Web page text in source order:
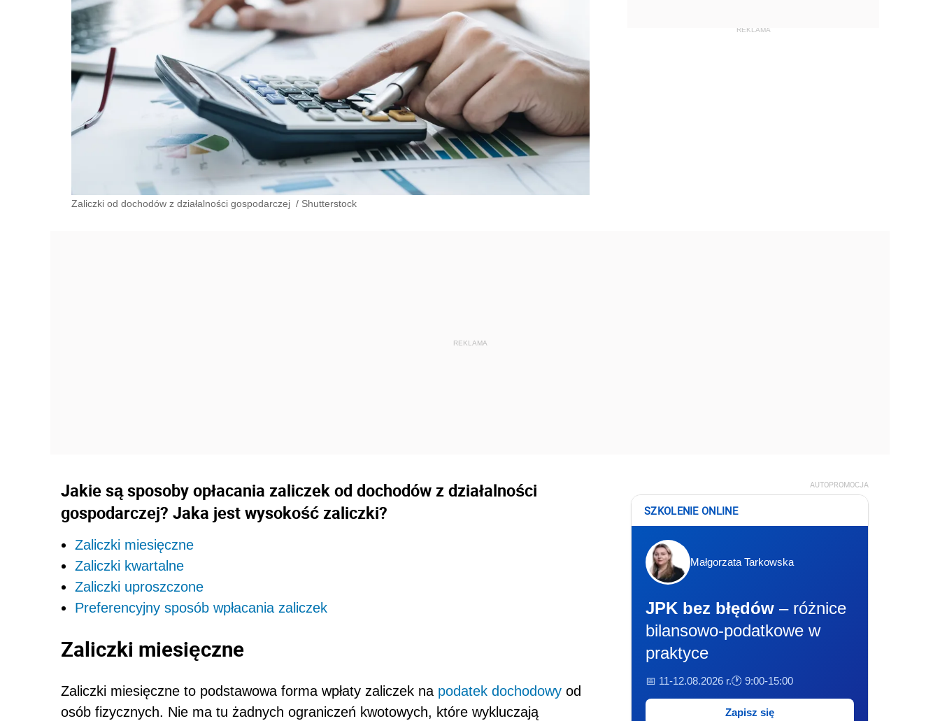
Zaliczki od dochodów z działalności gospodarczej / Shutterstock
Jakie są sposoby opłacania zaliczek od dochodów z działalności
gospodarczej? Jaka jest wysokość zaliczki?
Zaliczki miesięczne
Zaliczki kwartalne
Zaliczki uproszczone
Preferencyjny sposób wpłacania zaliczek
Zaliczki miesięczne
Zaliczki miesięczne to podstawowa forma wpłaty zaliczek na podatek dochodowy od
osób fizycznych. Nie ma tu żadnych ograniczeń kwotowych, które wykluczają
AUTOPROMOCJA
SZKOLENIE ONLINE
Małgorzata Tarkowska
JPK bez błędów – różnice
bilansowo-podatkowe w
praktyce
📅 11-12.08.2026 r.🕐 9:00-15:00
Zapisz się